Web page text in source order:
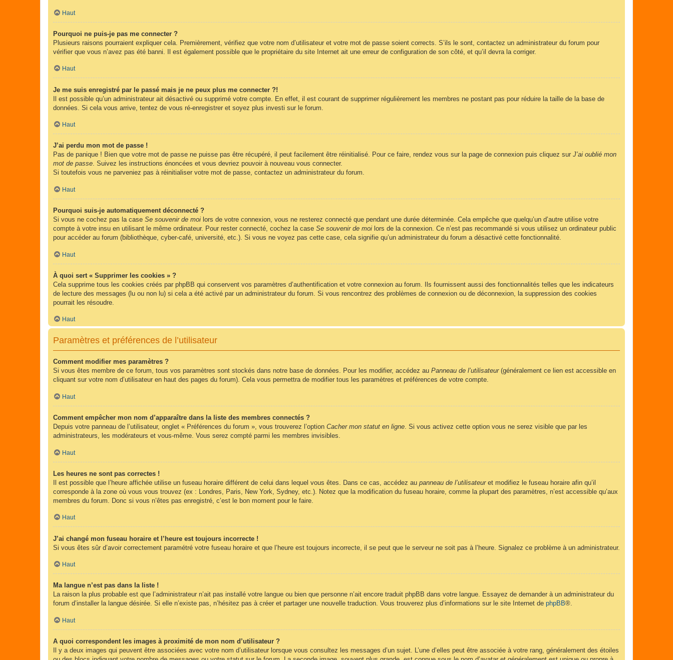
Haut
Pourquoi ne puis-je pas me connecter ?
Plusieurs raisons pourraient expliquer cela. Premièrement, vérifiez que votre nom d’utilisateur et votre mot de passe soient corrects. S’ils le sont, contactez un administrateur du forum pour
vérifier que vous n’avez pas été banni. Il est également possible que le propriétaire du site Internet ait une erreur de configuration de son côté, et qu’il devra la corriger.
Haut
Je me suis enregistré par le passé mais je ne peux plus me connecter ?!
Il est possible qu’un administrateur ait désactivé ou supprimé votre compte. En effet, il est courant de supprimer régulièrement les membres ne postant pas pour réduire la taille de la base de
données. Si cela vous arrive, tentez de vous ré-enregistrer et soyez plus investi sur le forum.
Haut
J’ai perdu mon mot de passe !
Pas de panique ! Bien que votre mot de passe ne puisse pas être récupéré, il peut facilement être réinitialisé. Pour ce faire, rendez vous sur la page de connexion puis cliquez sur J’ai oublié mon
mot de passe. Suivez les instructions énoncées et vous devriez pouvoir à nouveau vous connecter.
Si toutefois vous ne parveniez pas à réinitialiser votre mot de passe, contactez un administrateur du forum.
Haut
Pourquoi suis-je automatiquement déconnecté ?
Si vous ne cochez pas la case Se souvenir de moi lors de votre connexion, vous ne resterez connecté que pendant une durée déterminée. Cela empêche que quelqu’un d’autre utilise votre
compte à votre insu en utilisant le même ordinateur. Pour rester connecté, cochez la case Se souvenir de moi lors de la connexion. Ce n’est pas recommandé si vous utilisez un ordinateur public
pour accéder au forum (bibliothèque, cyber-café, université, etc.). Si vous ne voyez pas cette case, cela signifie qu’un administrateur du forum a désactivé cette fonctionnalité.
Haut
À quoi sert « Supprimer les cookies » ?
Cela supprime tous les cookies créés par phpBB qui conservent vos paramètres d’authentification et votre connexion au forum. Ils fournissent aussi des fonctionnalités telles que les indicateurs
de lecture des messages (lu ou non lu) si cela a été activé par un administrateur du forum. Si vous rencontrez des problèmes de connexion ou de déconnexion, la suppression des cookies
pourrait les résoudre.
Haut
Paramètres et préférences de l’utilisateur
Comment modifier mes paramètres ?
Si vous êtes membre de ce forum, tous vos paramètres sont stockés dans notre base de données. Pour les modifier, accédez au Panneau de l’utilisateur(généralement ce lien est accessible en
cliquant sur votre nom d’utilisateur en haut des pages du forum). Cela vous permettra de modifier tous les paramètres et préférences de votre compte.
Haut
Comment empêcher mon nom d’apparaître dans la liste des membres connectés ?
Depuis votre panneau de l’utilisateur, onglet « Préférences du forum », vous trouverez l’option Cacher mon statut en ligne. Si vous activez cette option vous ne serez visible que par les
administrateurs, les modérateurs et vous-même. Vous serez compté parmi les membres invisibles.
Haut
Les heures ne sont pas correctes !
Il est possible que l’heure affichée utilise un fuseau horaire différent de celui dans lequel vous êtes. Dans ce cas, accédez au panneau de l’utilisateuret modifiez le fuseau horaire afin qu’il
corresponde à la zone où vous vous trouvez (ex : Londres, Paris, New York, Sydney, etc.). Notez que la modification du fuseau horaire, comme la plupart des paramètres, n’est accessible qu’aux
membres du forum. Donc si vous n’êtes pas enregistré, c’est le bon moment pour le faire.
Haut
J’ai changé mon fuseau horaire et l’heure est toujours incorrecte !
Si vous êtes sûr d’avoir correctement paramétré votre fuseau horaire et que l’heure est toujours incorrecte, il se peut que le serveur ne soit pas à l’heure. Signalez ce problème à un administrateur.
Haut
Ma langue n’est pas dans la liste !
La raison la plus probable est que l’administrateur n’ait pas installé votre langue ou bien que personne n’ait encore traduit phpBB dans votre langue. Essayez de demander à un administrateur du
forum d’installer la langue désirée. Si elle n’existe pas, n’hésitez pas à créer et partager une nouvelle traduction. Vous trouverez plus d’informations sur le site Internet de phpBB®.
Haut
A quoi correspondent les images à proximité de mon nom d’utilisateur ?
Il y a deux images qui peuvent être associées avec votre nom d’utilisateur lorsque vous consultez les messages d’un sujet. L’une d’elles peut être associée à votre rang, généralement des étoiles